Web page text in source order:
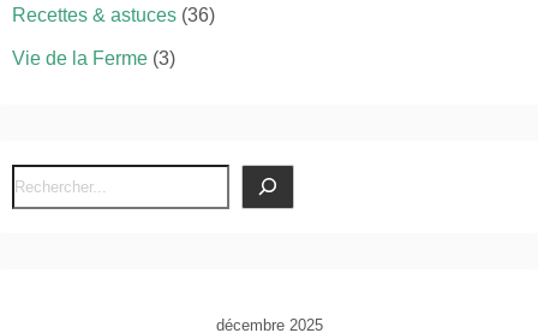
Recettes & astuces (36)
Vie de la Ferme (3)
R
e
décembre 2025